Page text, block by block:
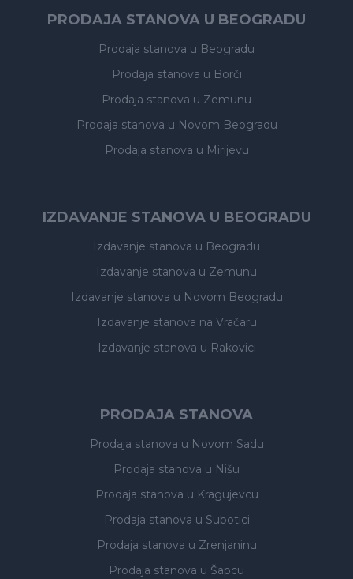
PRODAJA STANOVA U BEOGRADU
Prodaja stanova u Beogradu
Prodaja stanova u Borči
Prodaja stanova u Zemunu
Prodaja stanova u Novom Beogradu
Prodaja stanova u Mirijevu
IZDAVANJE STANOVA U BEOGRADU
Izdavanje stanova u Beogradu
Izdavanje stanova u Zemunu
Izdavanje stanova u Novom Beogradu
Izdavanje stanova na Vračaru
Izdavanje stanova u Rakovici
PRODAJA STANOVA
Prodaja stanova u Novom Sadu
Prodaja stanova u Nišu
Prodaja stanova u Kragujevcu
Prodaja stanova u Subotici
Prodaja stanova u Zrenjaninu
Prodaja stanova u Šapcu